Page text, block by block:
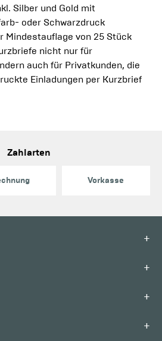
Silber und Gold mit
oder Schwarzdruck
Mindestauflage von 25 Stück
nicht nur für
auch für Privatkunden, die
Einladungen per Kurzbrief
Zahlarten
Vorkasse
+
+
+
+